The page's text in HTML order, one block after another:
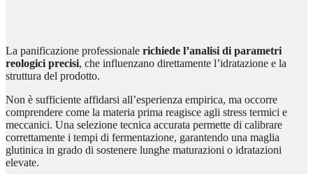
La panificazione professionale richiede l’analisi di parametri
reologici precisi, che influenzano direttamente l’idratazione e la
struttura del prodotto.
Non è sufficiente affidarsi all’esperienza empirica, ma occorre
comprendere come la materia prima reagisce agli stress termici e
meccanici. Una selezione tecnica accurata permette di calibrare
correttamente i tempi di fermentazione, garantendo una maglia
glutinica in grado di sostenere lunghe maturazioni o idratazioni
elevate.